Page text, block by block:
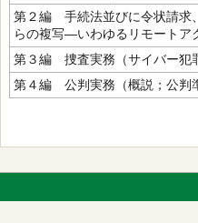
第２編 手続法並びに令状請求
らの複写―いわゆるリモートア
第３編 捜査実務（サイバー犯
第４編 公判実務（概説；公判